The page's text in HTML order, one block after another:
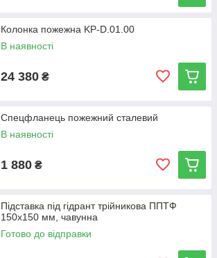
Колонка пожежна KP-D.01.00
В наявності
24 380 ₴
Спецфланець пожежний сталевий
В наявності
1 880 ₴
Підставка під гідрант трійникова ППТФ
150х150 мм, чавунна
Готово до відправки